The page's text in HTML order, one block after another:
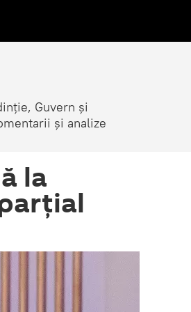
Guvern și
și analize
la